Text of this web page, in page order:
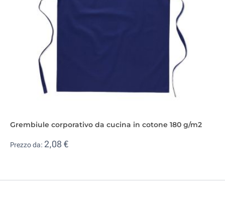
Grembiule corporativo da cucina in cotone 180 g/m2
Prezzo da: 2,08 €